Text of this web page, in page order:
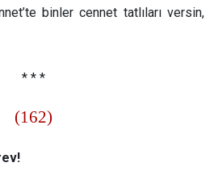
binler cennet tatlıları versin,
* * *
(162)